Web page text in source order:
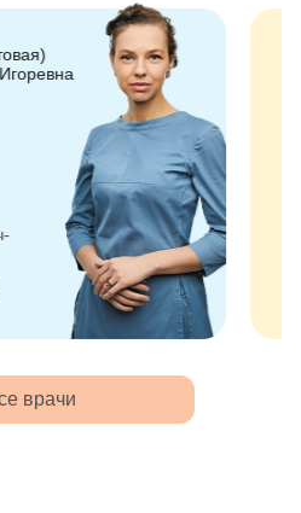
Детский
стоматолог
Отзывов: 73
врачи